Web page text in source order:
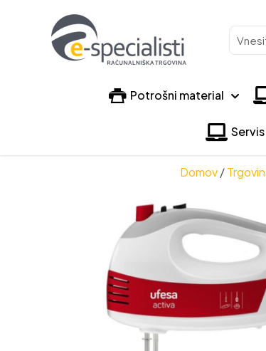
Vnesite
naziv
Potrošni material
Domov /